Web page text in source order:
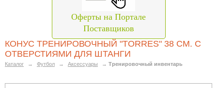
Оферты на Портале
Поставщиков
КОНУС ТРЕНИРОВОЧНЫЙ "TORRES" 38 СМ. С
ОТВЕРСТИЯМИ ДЛЯ ШТАНГИ
Каталог → Футбол → Аксессуары → Тренировочный инвентарь